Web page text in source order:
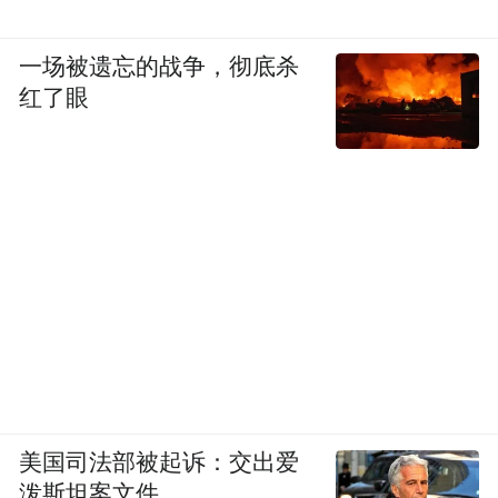
一场被遗忘的战争，彻底杀
红了眼
美国司法部被起诉：交出爱